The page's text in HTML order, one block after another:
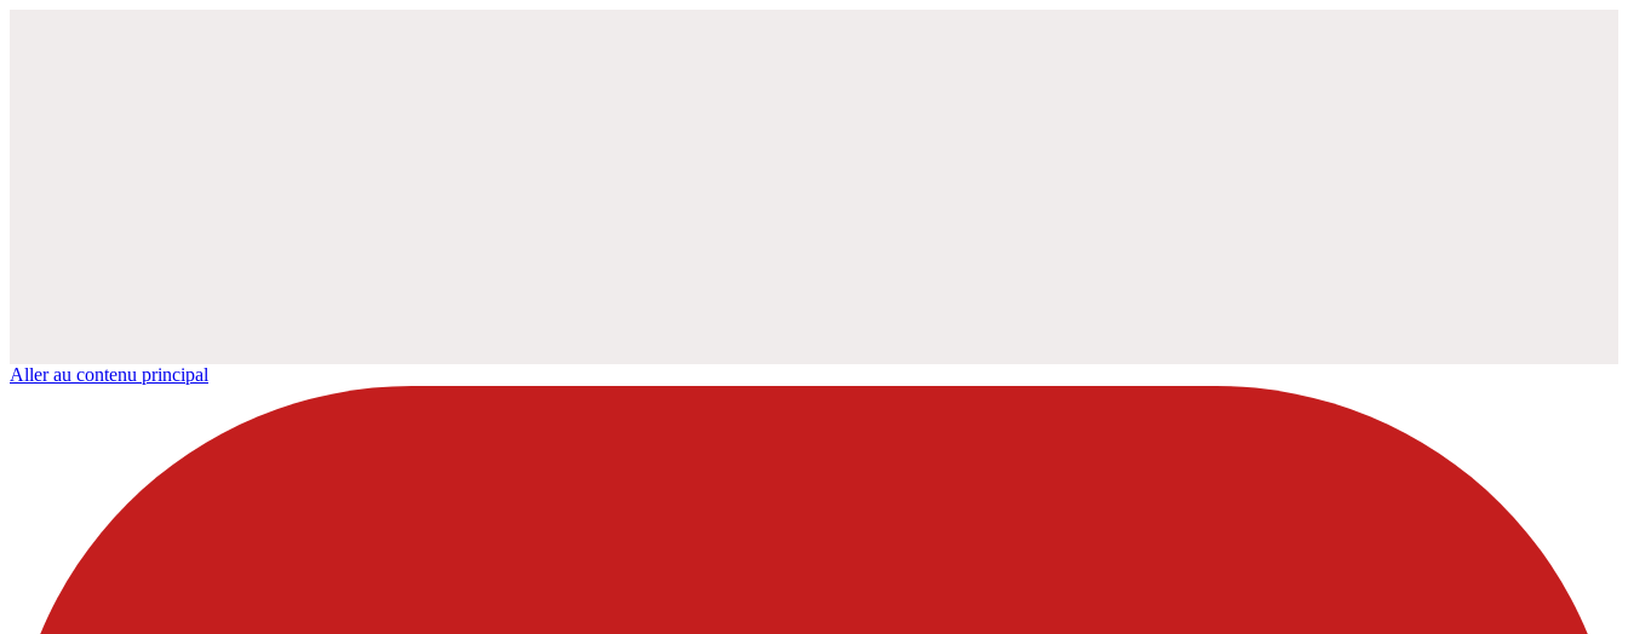
Aller au contenu principal